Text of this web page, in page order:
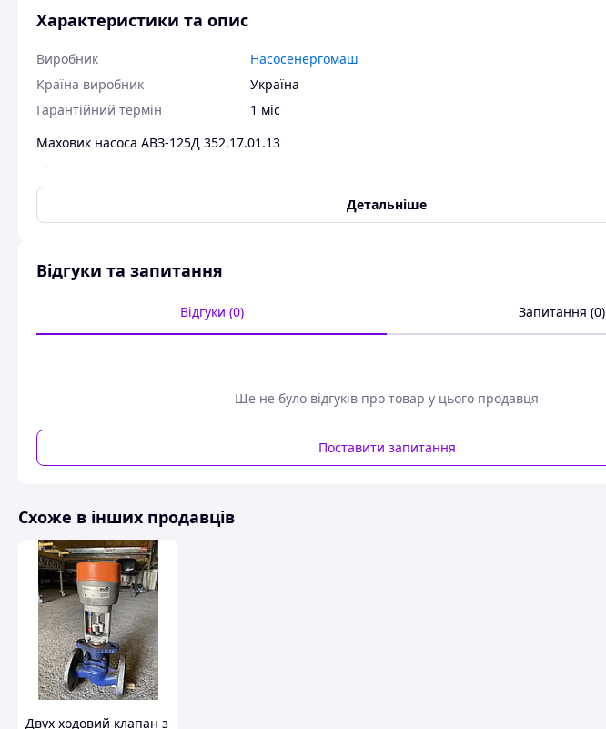
Характеристики та опис
Виробник
Насосенергомаш
Країна виробник
Україна
Гарантійний термін
1 міс
Маховик насоса АВЗ-125Д 352.17.01.13
Ціна 540 USD
Детальніше
Відгуки та запитання
Відгуки (0) Запитання (0)
Ще не було відгуків про товар у цього продавця
Поставити запитання
Схоже в інших продавців
Двух ходовий клапан з